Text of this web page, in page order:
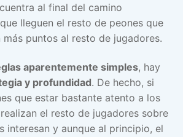
al final del camino
lleguen el resto de peones que
más puntos al resto de jugadores.
aparentemente simples, hay
y profundidad. De hecho, si
que estar bastante atento a los
el resto de jugadores sobre
interesan y aunque al principio, el